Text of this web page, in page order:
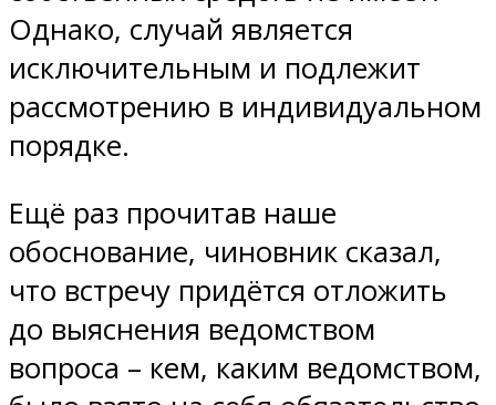
Однако, случай является
исключительным и подлежит
рассмотрению в индивидуальном
порядке.
Ещё раз прочитав наше
обоснование, чиновник сказал,
что встречу придётся отложить
до выяснения ведомством
вопроса – кем, каким ведомством,